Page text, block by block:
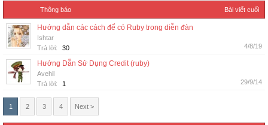
Thông báo Bài viết cuối
Hướng dẫn các cách để có Ruby trong diễn đàn
Ishtar
Trả lời:
30 4/8/19
Hướng Dẫn Sử Dụng Credit (ruby)
Avehil
Trả lời:
1 29/9/14
1 2 3 4 Next >